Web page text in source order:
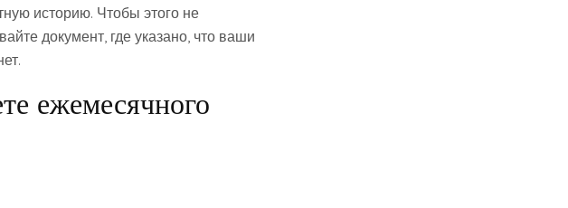
историю. Чтобы этого не
документ, где указано, что ваши
ежемесячного